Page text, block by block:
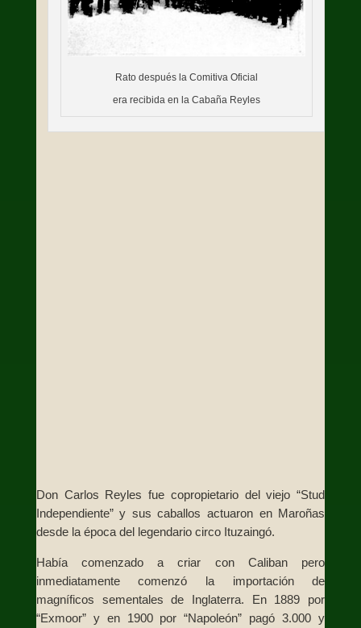
Rato después la Comitiva Oficial
era recibida en la Cabaña Reyles
Don Carlos Reyles fue copropietario del viejo “Stud
Independiente” y sus caballos actuaron en Maroñas
desde la época del legendario circo Ituzaingó.
Había comenzado a criar con Caliban pero
inmediatamente comenzó la importación de
magníficos sementales de Inglaterra. En 1889 por
“Exmoor” y en 1900 por “Napoleón” pagó 3.000 y